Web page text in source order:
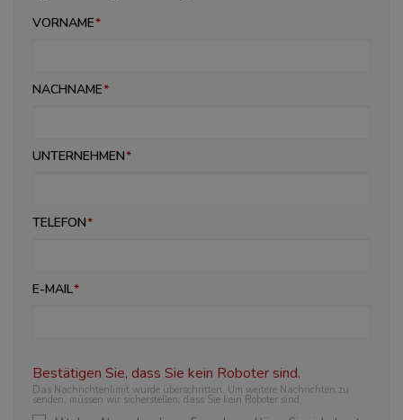
VORNAME
NACHNAME
UNTERNEHMEN
TELEFON
E-MAIL
Bestätigen Sie, dass Sie kein Roboter sind.
Das Nachrichtenlimit wurde überschritten. Um weitere Nachrichten zu
senden, müssen wir sicherstellen, dass Sie kein Roboter sind.